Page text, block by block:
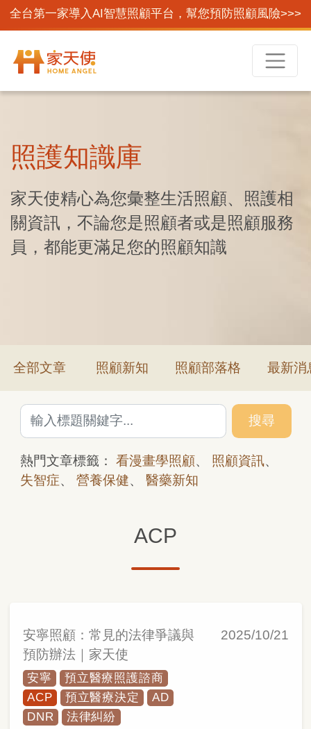
全台第一家導入AI智慧照顧平台，幫您預防照顧風險>>>
照護知識庫
家天使精心為您彙整生活照顧、照護相
關資訊，不論您是照顧者或是照顧服務
員，都能更滿足您的照顧知識
全部文章 照顧新知 照顧部落格 最新消
搜尋
熱門文章標籤： 看漫畫學照顧、 照顧資訊、
失智症、 營養保健、 醫藥新知
ACP
安寧照顧：常見的法律爭議與
預防辦法｜家天使
安寧
預立醫療照護諮商
ACP
預立醫療決定
AD
DNR
法律糾紛
2025/10/21